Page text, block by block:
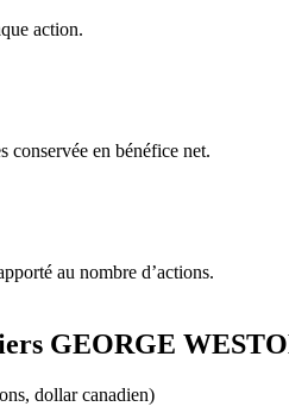
action.
conservée en bénéfice net.
au nombre d’actions.
GEORGE
dollar canadien)